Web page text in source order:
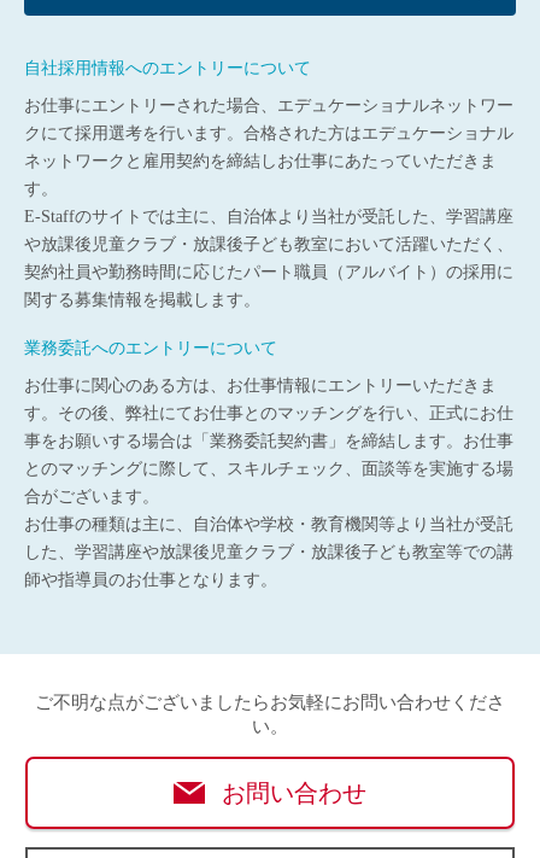
自社採用情報へのエントリーについて
お仕事にエントリーされた場合、エデュケーショナルネットワー
クにて採用選考を行います。合格された方はエデュケーショナル
ネットワークと雇用契約を締結しお仕事にあたっていただきま
す。
E-Staffのサイトでは主に、自治体より当社が受託した、学習講座
や放課後児童クラブ・放課後子ども教室において活躍いただく、
契約社員や勤務時間に応じたパート職員（アルバイト）の採用に
関する募集情報を掲載します。
業務委託へのエントリーについて
お仕事に関心のある方は、お仕事情報にエントリーいただきま
す。その後、弊社にてお仕事とのマッチングを行い、正式にお仕
事をお願いする場合は「業務委託契約書」を締結します。お仕事
とのマッチングに際して、スキルチェック、面談等を実施する場
合がございます。
お仕事の種類は主に、自治体や学校・教育機関等より当社が受託
した、学習講座や放課後児童クラブ・放課後子ども教室等での講
師や指導員のお仕事となります。
ご不明な点がございましたらお気軽にお問い合わせくださ
い。
お問い合わせ